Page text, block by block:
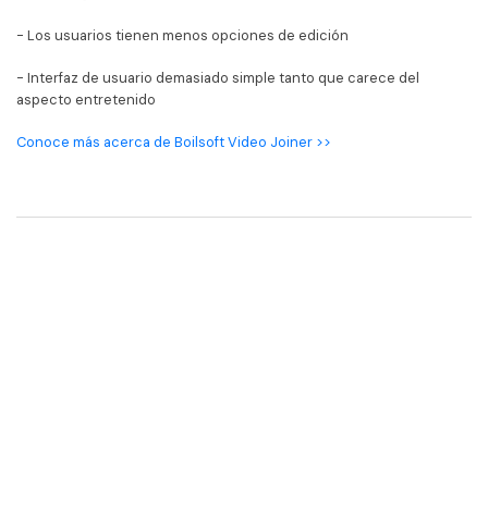
- Los usuarios tienen menos opciones de edición
- Interfaz de usuario demasiado simple tanto que carece del
aspecto entretenido
Conoce más acerca de Boilsoft Video Joiner >>